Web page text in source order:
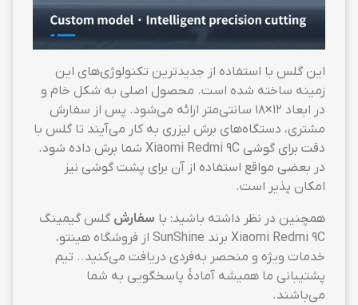
این گلس با استفاده از جدیدترین تکنولوژی‌های این
زمینه ساخته شده است. محصول اصلی به شکل خام و
در ابعاد ۱۲×۱۸ سانتی‌متر ارائه می‌شود. پس از سفارش
مشتری، دستگاه‌های برش لیزری به کار می‌آیند تا گلس با
دقت برای گوشی Xiaomi Redmi 9C شما برش داده شود.
در بعضی مواقع استفاده از آن برای پشت گوشی نیز
امکان پذیر است.
همچنین در نظر داشته باشید: با سفارش گلس گیمینگ
Xiaomi Redmi 9C برند SunShine از فروشگاه هینتو،
خدمات ویژه و منحصر به‌فردی دریافت می‌کنید.. تیم
پشتیبانی ما همیشه آمادهٔ پاسخگویی به شما
می‌باشند.